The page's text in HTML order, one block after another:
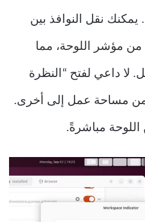
نقل النوافذ بين
مؤشر اللوحة، مما
لا داعي لفتح “النظرة
من مساحة عمل إلى أخرى.
مباشرةً.